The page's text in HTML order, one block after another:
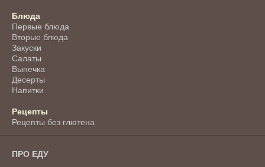
Блюда
Первые блюда
Вторые блюда
Закуски
Салаты
Выпечка
Десерты
Напитки
Рецепты
Рецепты без глютена
ПРО ЕДУ